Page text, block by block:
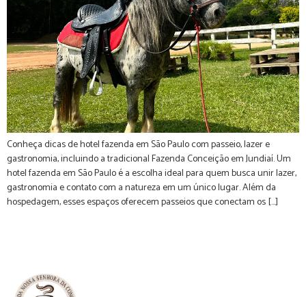
Conheça dicas de hotel fazenda em São Paulo com passeio, lazer e
gastronomia, incluindo a tradicional Fazenda Conceição em Jundiaí. Um
hotel fazenda em São Paulo é a escolha ideal para quem busca unir lazer,
gastronomia e contato com a natureza em um único lugar. Além da
hospedagem, esses espaços oferecem passeios que conectam os […]